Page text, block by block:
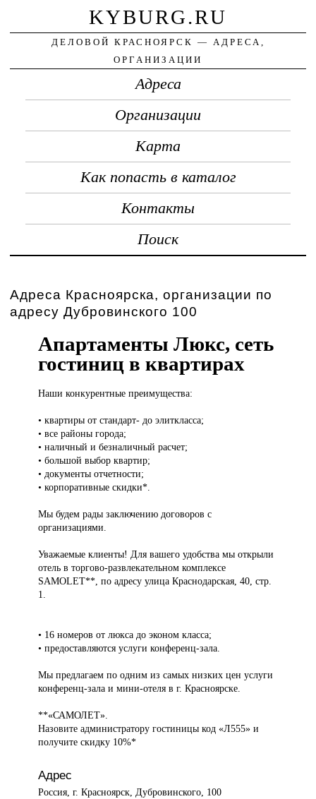
KYBURG.RU
ДЕЛОВОЙ КРАСНОЯРСК — АДРЕСА,
ОРГАНИЗАЦИИ
Адреса
Организации
Карта
Как попасть в каталог
Контакты
Поиск
Адреса Красноярска, организации по
адресу Дубровинского 100
Апартаменты Люкс, сеть
гостиниц в квартирах
Наши конкурентныепреимущества:
• квартиры от стандарт- до элиткласса;
• все районы города;
• наличный и безналичный расчет;
• большой выбор квартир;
• документы отчетности;
• корпоративные скидки*.
Мы будем рады заключению договоров с
организациями.
Уважаемые клиенты! Для вашего удобства мы открыли
отель в торгово-развлекательном комплексе
SAMOLET**, по адресу улица Краснодарская, 40, стр.
1.
• 16 номеров от люкса до эконом класса;
• предоставляются услуги конференц-зала.
Мы предлагаем по одним из самых низких цен услуги
конференц-зала и мини-отеля в г. Красноярске.
**«САМОЛЕТ».
Назовите администратору гостиницы код «Л555» и
получите скидку 10%*
Адрес
Россия, г. Красноярск, Дубровинского, 100